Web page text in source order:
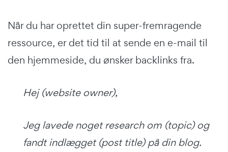
Når du har oprettet din super-fremragende
ressource, er det tid til at sende en e-mail til
den hjemmeside, du ønsker backlinks fra.
Hej (website owner),
Jeg lavede noget research om (topic) og
fandt indlægget (post title) på din blog.